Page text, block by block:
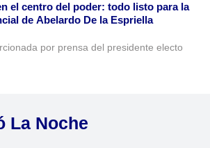
el centro del poder: todo listo para la
de Abelardo De la Espriella
por prensa del presidente electo
La Noche